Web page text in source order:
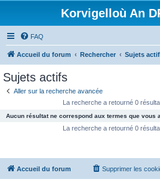
Korvigelloù An
FAQ
Accueil du forum Rechercher Sujets
Sujets actifs
Aller sur la recherche avancée
La recherche a retourné 0
Aucun résultat ne correspond aux termes que vous
La recherche a retourné 0
Accueil du forum Supprimer les